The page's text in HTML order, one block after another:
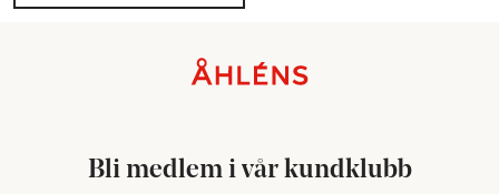
Bli medlem i vår kundklubb